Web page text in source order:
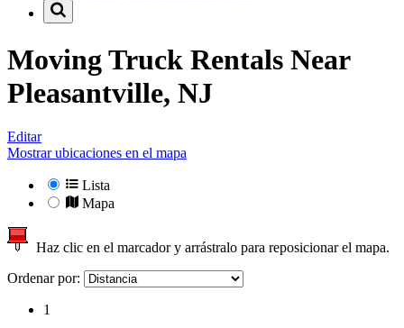
Moving Truck Rentals Near
Pleasantville, NJ
Editar
Mostrar ubicaciones en el mapa
Lista
Mapa
Haz clic en el marcador y arrástralo para reposicionar el mapa.
Ordenar por:
1